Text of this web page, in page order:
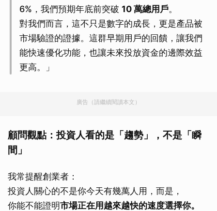
6%，我們預期年底前突破 10 萬總用戶。
對我們而言，這不只是數字的成長，更是產品被
市場驗證的證據。這群早期用戶的回饋，讓我們
能快速優化功能，也讓未來投放資金的邊際效益
更高。」
廣告（請繼續閱讀本文）
顧問觀點：投資人看的是「趨勢」，不是「瞬
間」
我常提醒創業者：
投資人關心的不是你今天有幾萬人用，而是，
你能不能證明市場正在用越來越快的速度選擇你。